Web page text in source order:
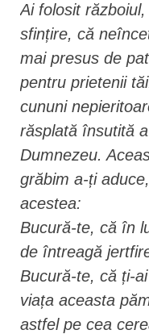
Ai folosit
sfințire, că
mai presus de
pentru prietenii
cununi
răsplată însutită
Dumnezeu.
grăbim a-ți
acestea:
Bucură-te, că în
de întreagă
Bucură-te, că ți-
viața aceasta
astfel pe cea